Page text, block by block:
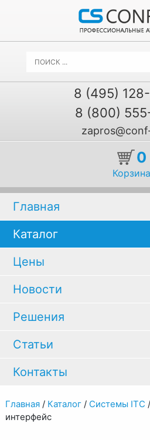
8 (495)
8 (800)
0
Корзина
Главная
Каталог
Цены
Новости
Решения
Статьи
Контакты
Главная/ Каталог/ Системы ITC /
интерфейс